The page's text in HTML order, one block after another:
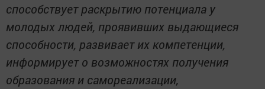
способствует раскрытию потенциала у
молодых людей, проявивших выдающиеся
способности, развивает их компетенции,
информирует о возможностях получения
образования и самореализации,